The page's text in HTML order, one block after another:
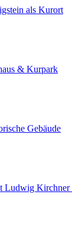
als Kurort
& Kurpark
Gebäude
Ludwig Kirchner